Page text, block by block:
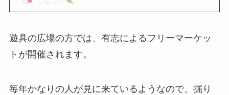
遊具の広場の方では、有志によるフリーマーケッ
トが開催されます。
毎年かなりの人が見に来ているようなので、掘り